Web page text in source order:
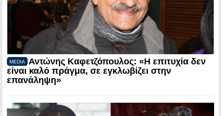
MEDIA
Αντώνης Καφετζόπουλος: «Η επιτυχία δεν
είναι καλό πράγμα, σε εγκλωβίζει στην
επανάληψη»